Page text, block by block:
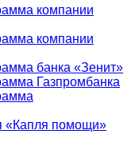
компании
компании
банка «Зенит»
Газпромбанка
«Капля помощи»